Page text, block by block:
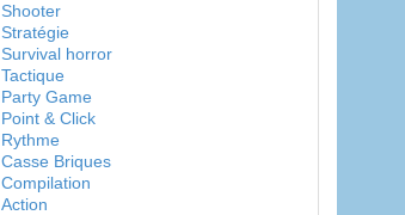
Shooter
Stratégie
Survival horror
Tactique
Party Game
Point & Click
Rythme
Casse Briques
Compilation
Action